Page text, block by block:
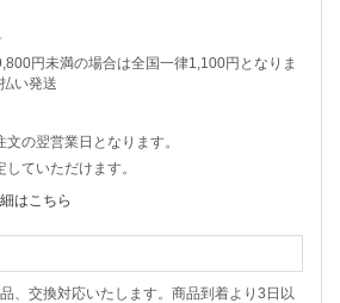
円未満の場合は全国一律1,100円となりま
い発送
の翌営業日となります。
ていただけます。
はこちら
、交換対応いたします。商品到着より3日以